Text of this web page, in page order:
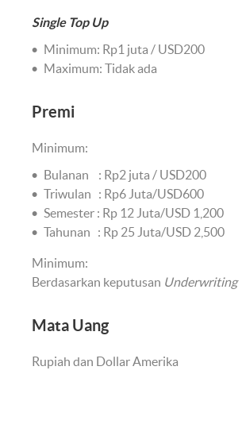
Single Top Up
Minimum: Rp1 juta / USD200
Maximum: Tidak ada
Premi
Minimum:
Bulanan : Rp2 juta / USD200
Triwulan : Rp6 Juta/USD600
Semester : Rp 12 Juta/USD 1,200
Tahunan : Rp 25 Juta/USD 2,500
Minimum:
Berdasarkan keputusan Underwriting
Mata Uang
Rupiah dan Dollar Amerika